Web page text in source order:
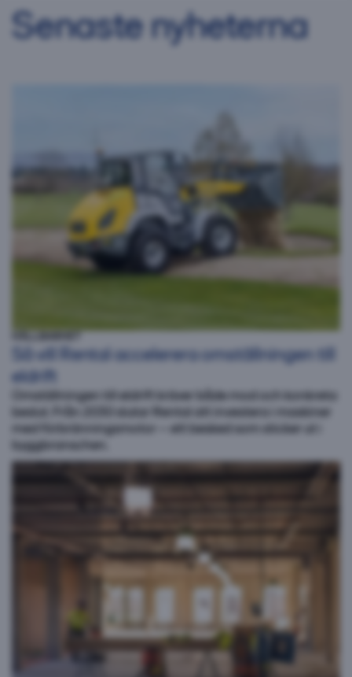
Senaste nyheterna
HÅLLBARHET
Så vill Rental accelerera omställningen till
eldrift
Omställningen till eldrift kräver både mod och konkreta
beslut. Från 2030 slutar Rental att investera i maskiner
med förbränningsmotor – ett besked som sticker ut i
byggbranschen.